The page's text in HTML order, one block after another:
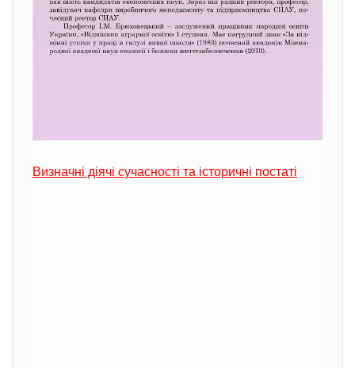
Визначні діячі сучасності та історичні постаті